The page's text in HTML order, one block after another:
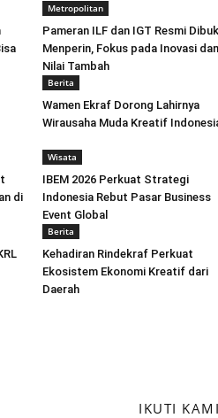
Metropolitan
Pameran ILF dan IGT Resmi
Menperin, Fokus pada Inovasi dan
Nilai Tambah
Berita
Wamen Ekraf Dorong Lahirnya
Wirausaha Muda Kreatif
di
Wisata
IBEM 2026 Perkuat Strategi
Indonesia Rebut Pasar Business
Event Global
Berita
Kehadiran Rindekraf Perkuat
Ekosistem Ekonomi Kreatif dari
Daerah
IKUTI